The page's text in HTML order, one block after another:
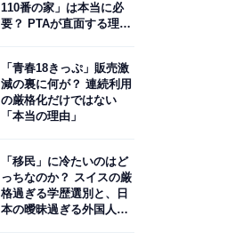
110番の家」は本当に必
要？ PTAが直面する理想
「青春18きっぷ」販売激
減の裏に何が？ 連続利用
の厳格化だけではない
「本当の理由」
「移民」に冷たいのはど
っちなのか？ スイスの厳
格過ぎる学歴選別と、日
本の曖昧過ぎる外国人政